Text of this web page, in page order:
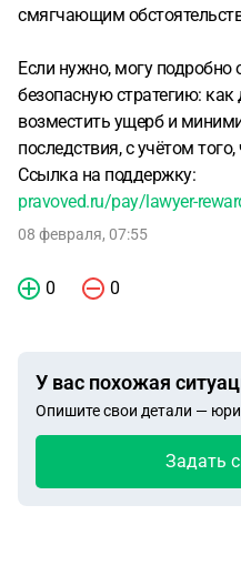
смягчающим
Если нужно, могу
безопасную стратегию: как
возместить ущерб и
последствия, с учётом
Ссылка на поддержку:
pravoved.ru/pay/lawyer-
08 февраля, 07:55
0 0
У вас похожая
Опишите свои детали —
Задать